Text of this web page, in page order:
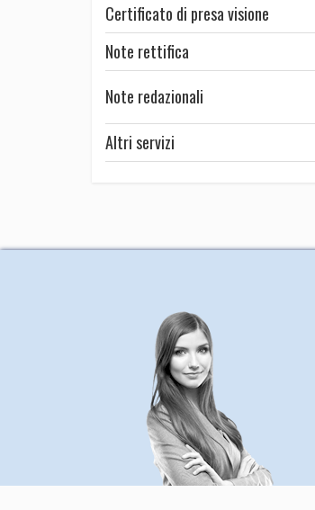
Certificato di presa visione
Note rettifica
Note redazionali
Altri servizi